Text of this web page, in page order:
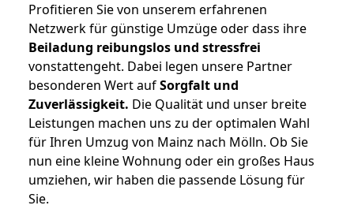
Profitieren Sie von unserem erfahrenen
Netzwerk für günstige Umzüge oder dass ihre
Beiladung reibungslos und stressfrei
vonstattengeht. Dabei legen unsere Partner
besonderen Wert aufSorgfalt und
Zuverlässigkeit. Die Qualität und unser breite
Leistungen machen uns zu der optimalen Wahl
für Ihren Umzug von Mainz nach Mölln. Ob Sie
nun eine kleine Wohnung oder ein großes Haus
umziehen, wir haben die passende Lösung für
Sie.